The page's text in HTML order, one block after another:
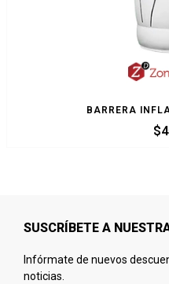
BARRERA
$
SUSCRÍBETE A
Infórmate de nuevos
noticias.